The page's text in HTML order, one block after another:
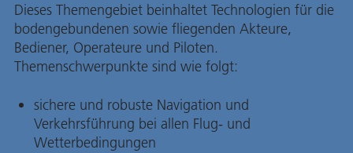
Dieses Themengebiet beinhaltet Technologien für die
bodengebundenen sowie fliegenden Akteure,
Bediener, Operateure und Piloten.
Themenschwerpunkte sind wie folgt:
sichere und robuste Navigation und
Verkehrsführung bei allen Flug- und
Wetterbedingungen